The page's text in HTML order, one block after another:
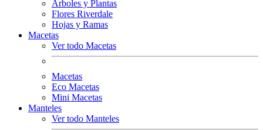
Arboles y Plantas
Flores Riverdale
Hojas y Ramas
Macetas
Ver todo Macetas
Macetas
Eco Macetas
Mini Macetas
Manteles
Ver todo Manteles